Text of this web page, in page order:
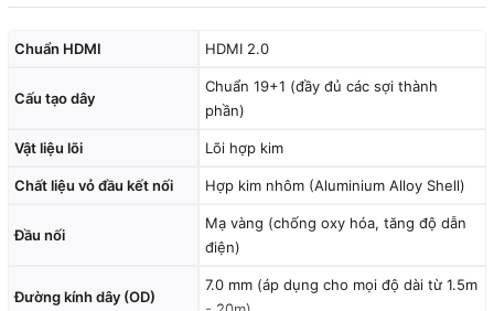
Chuẩn HDMI HDMI 2.0
Cấu tạo dây
Chuẩn 19+1 (đầy đủ các sợi thành
phần)
Vật liệu lõi Lõi hợp kim
Chất liệu vỏ đầu kết nối Hợp kim nhôm (Aluminium Alloy Shell)
Đầu nối
Mạ vàng (chống oxy hóa, tăng độ dẫn
điện)
Đường kính dây (OD)
7.0 mm (áp dụng cho mọi độ dài từ 1.5m